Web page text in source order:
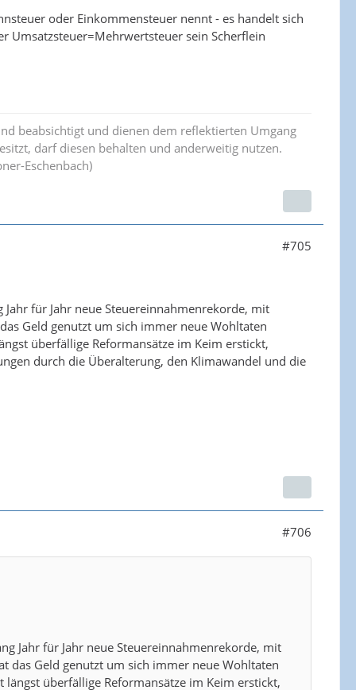
oder Einkommensteuer nennt - es handelt sich
Umsatzsteuer=Mehrwertsteuer sein Scherflein
beabsichtigt und dienen dem reflektierten Umgang
darf diesen behalten und anderweitig nutzen.
Eschenbach)
#705
für Jahr neue Steuereinnahmenrekorde, mit
Geld genutzt um sich immer neue Wohltaten
überfällige Reformansätze im Keim erstickt,
durch die Überalterung, den Klimawandel und die
#706
Jahr für Jahr neue Steuereinnahmenrekorde, mit
das Geld genutzt um sich immer neue Wohltaten
überfällige Reformansätze im Keim erstickt,